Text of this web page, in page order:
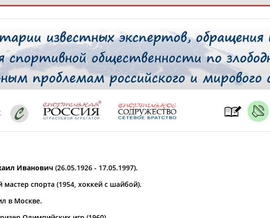
ТАБЛО АКТИВНОСТИ
РЕСУРСНАЯ ПЛОЩАДКА
* для действующих спортсменов
проживания
Иванович (26.05.1926 - 17.05.1997).
спорта (1954, хоккей с шайбой).
в Москве.